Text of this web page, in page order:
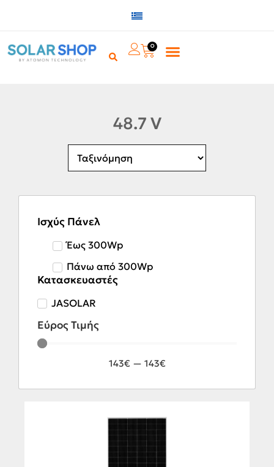
0
48.7 V
Ισχύς Πάνελ
Έως 300Wp
Πάνω από 300Wp
Κατασκευαστές
JASOLAR
Εύρος Τιμής
143€ — 143€